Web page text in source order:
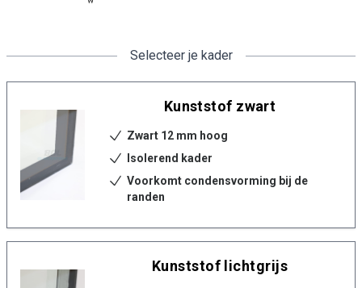
Selecteer je kader
Kunststof zwart
Zwart 12 mm hoog
Isolerend kader
Voorkomt condensvorming bij de
randen
Kunststof lichtgrijs